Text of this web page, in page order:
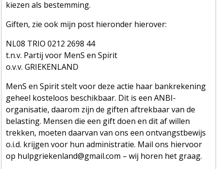
kiezen als bestemming.
Giften, zie ook mijn post hieronder hierover:
NL08 TRIO 0212 2698 44
t.n.v. Partij voor MenS en Spirit
o.v.v. GRIEKENLAND
MenS en Spirit stelt voor deze actie haar bankrekening
geheel kosteloos beschikbaar. Dit is een ANBI-
organisatie, daarom zijn de giften aftrekbaar van de
belasting. Mensen die een gift doen en dit af willen
trekken, moeten daarvan van ons een ontvangstbewijs
o.i.d. krijgen voor hun administratie. Mail ons hiervoor
op hulpgriekenland@gmail.com – wij horen het graag.